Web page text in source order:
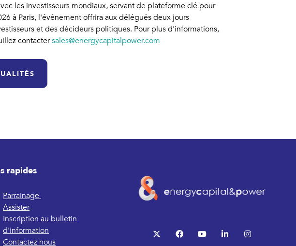
les investisseurs mondiaux, servant de plateforme clé pour
à Paris, l'événement offrira aux délégués deux jours
et des décideurs politiques. Pour plus d'informations,
contactersales@energycapitalpower.com
rapides
Parrainage
Assister
Inscription au bulletin
d'information
Contactez nous
twitter facebookyoutube linkedin